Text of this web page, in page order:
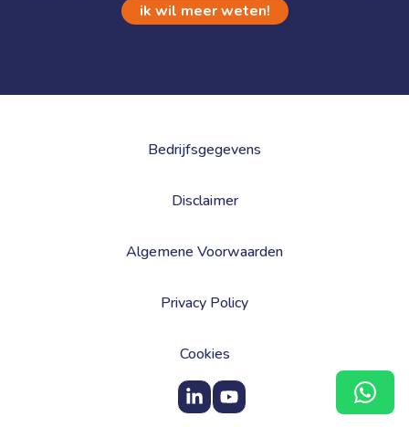
ik wil meer weten!
Bedrijfsgegevens
Disclaimer
Algemene Voorwaarden
Privacy Policy
Cookies